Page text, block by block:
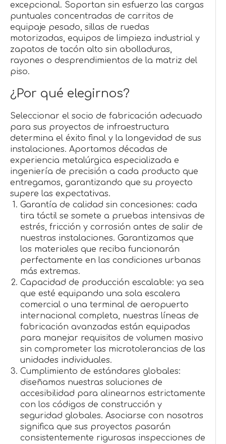
excepcional. Soportan sin esfuerzo las cargas
puntuales concentradas de carritos de
equipaje pesado, sillas de ruedas
motorizadas, equipos de limpieza industrial y
zapatos de tacón alto sin abolladuras,
rayones o desprendimientos de la matriz del
piso.
¿Por qué elegirnos?
Seleccionar el socio de fabricación adecuado
para sus proyectos de infraestructura
determina el éxito final y la longevidad de sus
instalaciones. Aportamos décadas de
experiencia metalúrgica especializada e
ingeniería de precisión a cada producto que
entregamos, garantizando que su proyecto
supere las expectativas.
Garantía de calidad sin concesiones: cada
tira táctil se somete a pruebas intensivas de
estrés, fricción y corrosión antes de salir de
nuestras instalaciones. Garantizamos que
los materiales que reciba funcionarán
perfectamente en las condiciones urbanas
más extremas.
Capacidad de producción escalable: ya sea
que esté equipando una sola escalera
comercial o una terminal de aeropuerto
internacional completa, nuestras líneas de
fabricación avanzadas están equipadas
para manejar requisitos de volumen masivo
sin comprometer las microtolerancias de las
unidades individuales.
Cumplimiento de estándares globales:
diseñamos nuestras soluciones de
accesibilidad para alinearnos estrictamente
con los códigos de construcción y
seguridad globales. Asociarse con nosotros
significa que sus proyectos pasarán
consistentemente rigurosas inspecciones de